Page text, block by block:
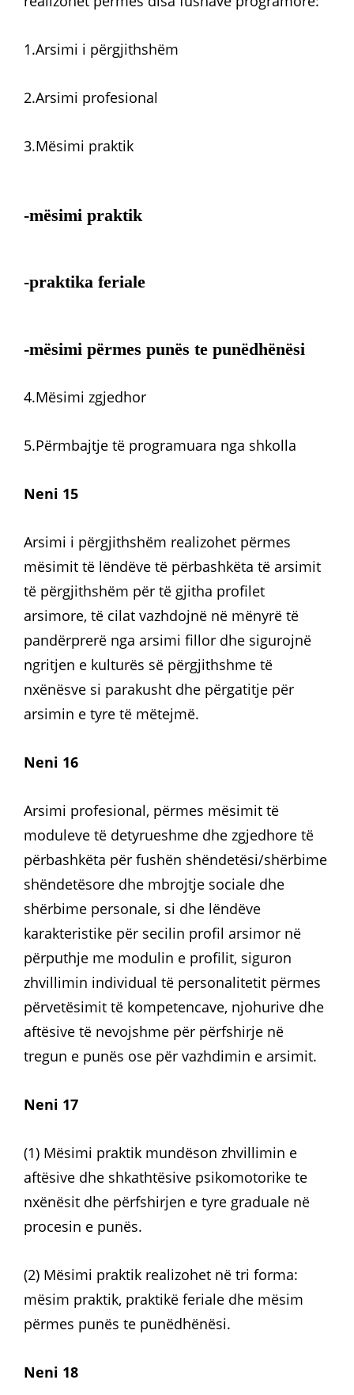
1.Arsimi i përgjithshëm
2.Arsimi profesional
3.Mësimi praktik
-mësimi praktik
-praktika feriale
-mësimi përmes punës te punëdhënësi
4.Mësimi zgjedhor
5.Përmbajtje të programuara nga shkolla
Neni 15
Arsimi i përgjithshëm realizohet përmes
mësimit të lëndëve të përbashkëta të arsimit
të përgjithshëm për të gjitha profilet
arsimore, të cilat vazhdojnë në mënyrë të
pandërprerë nga arsimi fillor dhe sigurojnë
ngritjen e kulturës së përgjithshme të
nxënësve si parakusht dhe përgatitje për
arsimin e tyre të mëtejmë.
Neni 16
Arsimi profesional, përmes mësimit të
moduleve të detyrueshme dhe zgjedhore të
përbashkëta për fushën shëndetësi/shërbime
shëndetësore dhe mbrojtje sociale dhe
shërbime personale, si dhe lëndëve
karakteristike për secilin profil arsimor në
përputhje me modulin e profilit, siguron
zhvillimin individual të personalitetit përmes
përvetësimit të kompetencave, njohurive dhe
aftësive të nevojshme për përfshirje në
tregun e punës ose për vazhdimin e arsimit.
Neni 17
(1) Mësimi praktik mundëson zhvillimin e
aftësive dhe shkathtësive psikomotorike te
nxënësit dhe përfshirjen e tyre graduale në
procesin e punës.
(2) Mësimi praktik realizohet në tri forma:
mësim praktik, praktikë feriale dhe mësim
përmes punës te punëdhënësi.
Neni 18